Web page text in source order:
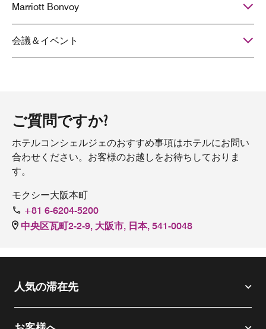
Marriott Bonvoy
会議＆イベント
ご質問ですか?
ホテルコンシェルジェのおすすめ事項はホテルにお問い
合わせください。お客様のお越しをお待ちしておりま
す。
モクシー大阪本町
+81 6-6204-5200
中央区瓦町2-2-9, 大阪市, 日本, 541-0048
人気の滞在先